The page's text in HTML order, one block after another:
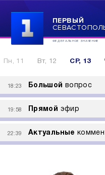
ПЕРВЫЙ
ФЕДЕРАЛЬНОЕ ЗНАЧЕНИЕ
Пн, 11 Вт, 12 СР, 13
18:23 Большой вопрос
19:58 Прямой эфир
22:39 Актуальные